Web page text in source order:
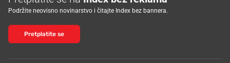
Podržite neovisno novinarstvo i čitajte Index bez bannera.
Pretplatite se